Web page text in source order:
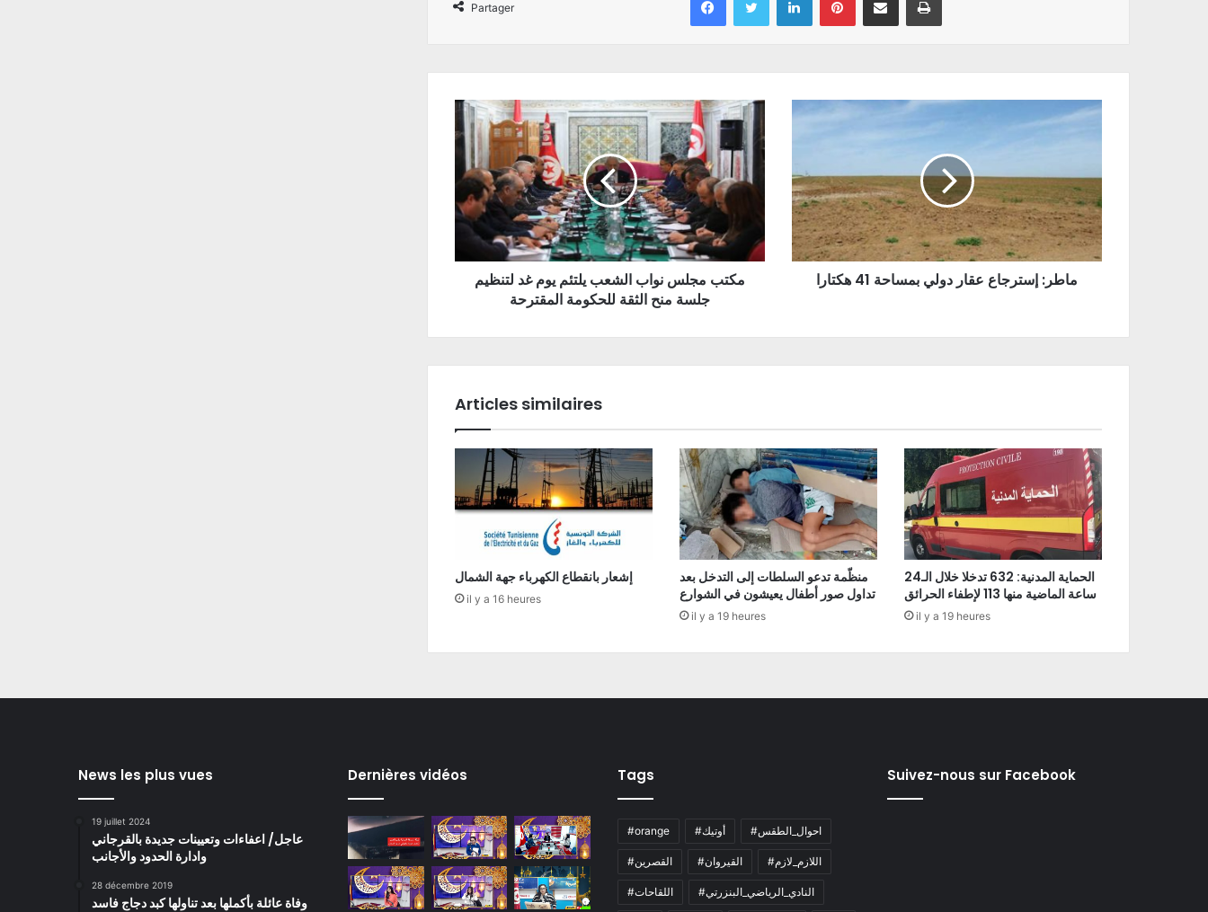
Partager
مكتب مجلس نواب الشعب يلتئم يوم غد لتنظيم
جلسة منح الثقة للحكومة المقترحة
ماطر: إسترجاع عقار دولي بمساحة 41 هكتارا
Articles similaires
إشعار بانقطاع الكهرباء جهة الشمال
il y a 16 heures
منظّمة تدعو السلطات إلى التدخل بعد
تداول صور أطفال يعيشون في الشوارع
il y a 19 heures
الحماية المدنية: 632 تدخلا خلال الـ24
ساعة الماضية منها 113 لإطفاء الحرائق
il y a 19 heures
News les plus vues
19 juillet 2024
عاجل/ اعفاءات وتعيينات جديدة بالقرجاني
وادارة الحدود والأجانب
28 décembre 2019
وفاة عائلة بأكملها بعد تناولها كبد دجاج فاسد
Dernières vidéos Tags
#orange #أوتيك #احوال_الطقس
#القصرين #القيروان #اللازم_لازم
#اللقاحات #النادي_الرياضي_البنزرتي
Suivez-nous sur Facebook